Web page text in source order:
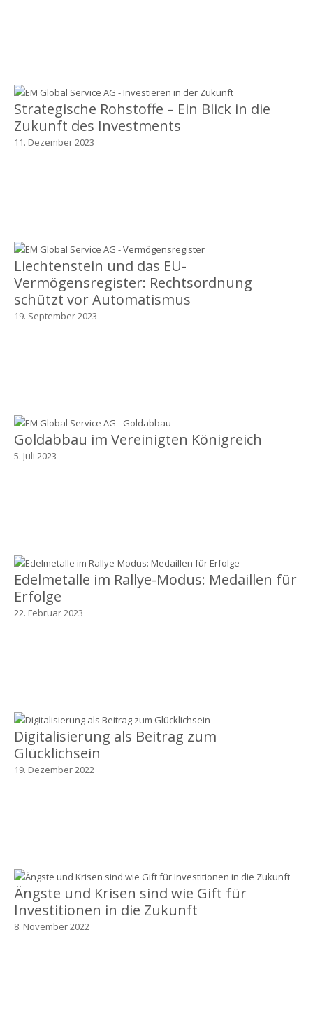
Strategische Rohstoffe – Ein Blick in die
Zukunft des Investments
11. Dezember 2023
Liechtenstein und das EU-
Vermögensregister: Rechtsordnung
schützt vor Automatismus
19. September 2023
Goldabbau im Vereinigten Königreich
5. Juli 2023
Edelmetalle im Rallye-Modus: Medaillen für
Erfolge
22. Februar 2023
Digitalisierung als Beitrag zum
Glücklichsein
19. Dezember 2022
Ängste und Krisen sind wie Gift für
Investitionen in die Zukunft
8. November 2022